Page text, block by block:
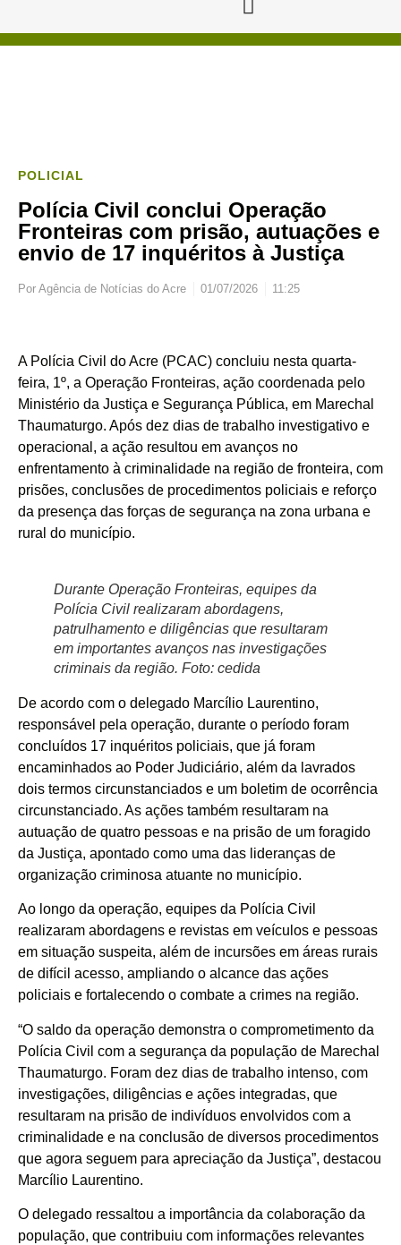
POLICIAL
Polícia Civil conclui Operação
Fronteiras com prisão, autuações e
envio de 17 inquéritos à Justiça
Por Agência de Notícias do Acre 01/07/2026 11:25
A Polícia Civil do Acre (PCAC) concluiu nesta quarta-
feira, 1º, a Operação Fronteiras, ação coordenada pelo
Ministério da Justiça e Segurança Pública, em Marechal
Thaumaturgo. Após dez dias de trabalho investigativo e
operacional, a ação resultou em avanços no
enfrentamento à criminalidade na região de fronteira, com
prisões, conclusões de procedimentos policiais e reforço
da presença das forças de segurança na zona urbana e
rural do município.
Durante Operação Fronteiras, equipes da
Polícia Civil realizaram abordagens,
patrulhamento e diligências que resultaram
em importantes avanços nas investigações
criminais da região. Foto: cedida
De acordo com o delegado Marcílio Laurentino,
responsável pela operação, durante o período foram
concluídos 17 inquéritos policiais, que já foram
encaminhados ao Poder Judiciário, além da lavrados
dois termos circunstanciados e um boletim de ocorrência
circunstanciado. As ações também resultaram na
autuação de quatro pessoas e na prisão de um foragido
da Justiça, apontado como uma das lideranças de
organização criminosa atuante no município.
Ao longo da operação, equipes da Polícia Civil
realizaram abordagens e revistas em veículos e pessoas
em situação suspeita, além de incursões em áreas rurais
de difícil acesso, ampliando o alcance das ações
policiais e fortalecendo o combate a crimes na região.
“O saldo da operação demonstra o comprometimento da
Polícia Civil com a segurança da população de Marechal
Thaumaturgo. Foram dez dias de trabalho intenso, com
investigações, diligências e ações integradas, que
resultaram na prisão de indivíduos envolvidos com a
criminalidade e na conclusão de diversos procedimentos
que agora seguem para apreciação da Justiça”, destacou
Marcílio Laurentino.
O delegado ressaltou a importância da colaboração da
população, que contribuiu com informações relevantes